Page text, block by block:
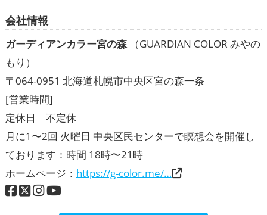
会社情報
ガーディアンカラー宮の森（GUARDIAN COLOR みやの
もり）
〒064-0951 北海道札幌市中央区宮の森一条
[営業時間]
定休日 不定休
月に1〜2回 火曜日 中央区民センターで瞑想会を開催し
ております：時間 18時〜21時
ホームページ： https://g-color.me/…